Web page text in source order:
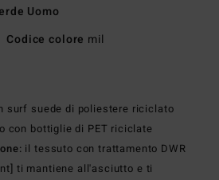
Uomo
Codice colore mil
surf suede di poliestere riciclato
con bottiglie di PET riciclate
il tessuto con trattamento DWR
ti mantiene all'asciutto e ti